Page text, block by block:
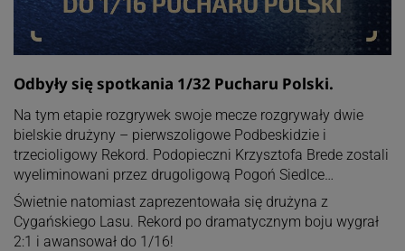
Odbyły się spotkania 1/32 Pucharu Polski.
Na tym etapie rozgrywek swoje mecze rozgrywały dwie
bielskie drużyny – pierwszoligowe Podbeskidzie i
trzecioligowy Rekord. Podopieczni Krzysztofa Brede zostali
wyeliminowani przez drugoligową Pogoń Siedlce…
Świetnie natomiast zaprezentowała się drużyna z
Cygańskiego Lasu. Rekord po dramatycznym boju wygrał
2:1 i awansował do 1/16!